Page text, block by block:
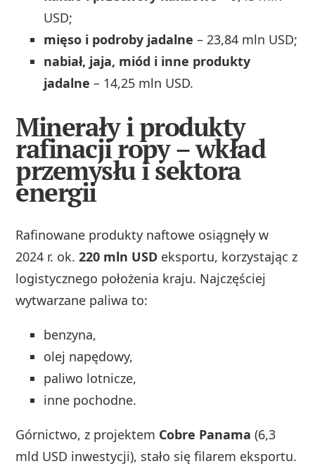
USD;
mięso i podroby jadalne – 23,84 mln USD;
nabiał, jaja, miód i inne produkty
jadalne – 14,25 mln USD.
Minerały i produkty
rafinacji ropy – wkład
przemysłu i sektora
energii
Rafinowane produkty naftowe osiągnęły w
2024 r. ok.220 mln USD eksportu, korzystając z
logistycznego położenia kraju. Najczęściej
wytwarzane paliwa to:
benzyna,
olej napędowy,
paliwo lotnicze,
inne pochodne.
Górnictwo, z projektem Cobre Panama (6,3
mld USD inwestycji), stało się filarem eksportu.